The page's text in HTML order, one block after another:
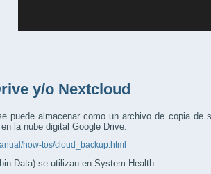
y/o Nextcloud
puede almacenar como un archivo de copia
la nube digital Google Drive.
how-tos/cloud_backup.html
Data) se utilizan en System Health.